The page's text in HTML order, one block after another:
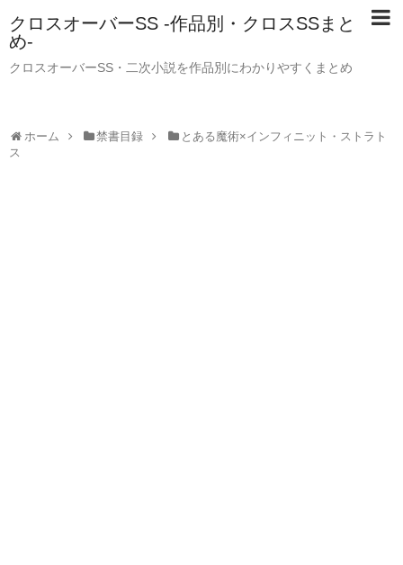
クロスオーバーSS -作品別・クロスSSまと
め-
クロスオーバーSS・二次小説を作品別にわかりやすくまとめ
ホーム 禁書目録
とある魔術×インフィニット・ストラト
ス